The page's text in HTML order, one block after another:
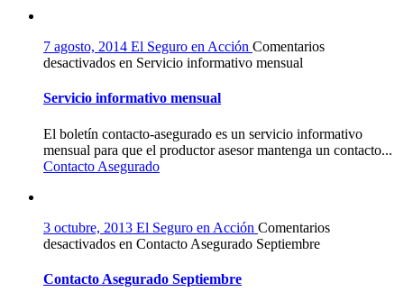
7 agosto, 2014 El Seguro en Acción Comentarios
desactivados en Servicio informativo mensual
Servicio informativo mensual
El boletín contacto-asegurado es un servicio informativo
mensual para que el productor asesor mantenga un contacto...
Contacto Asegurado
3 octubre, 2013 El Seguro en Acción Comentarios
desactivados en Contacto Asegurado Septiembre
Contacto Asegurado Septiembre